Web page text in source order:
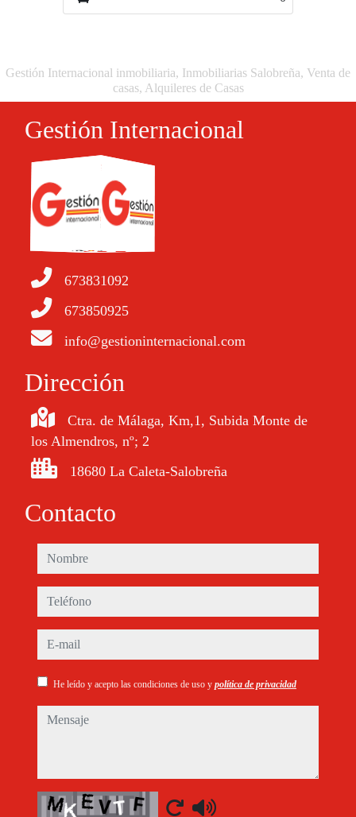
Gestión Internacional inmobiliaria, Inmobiliarias Salobreña, Venta de
casas, Alquileres de Casas
Gestión Internacional
673831092
673850925
info@gestioninternacional.com
Dirección
Ctra. de Málaga, Km,1, Subida Monte de
los Almendros, nº; 2
18680 La Caleta-Salobreña
Contacto
nombre
teléfono
e-mail
He leído y acepto las condiciones de uso y política de privacidad
mensaje
Captcha